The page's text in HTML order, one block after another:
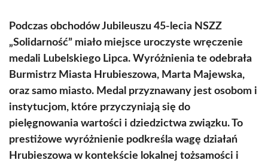
Podczas obchodów Jubileuszu 45-lecia NSZZ
„Solidarność” miało miejsce uroczyste wręczenie
medali Lubelskiego Lipca. Wyróżnienia te odebrała
Burmistrz Miasta Hrubieszowa, Marta Majewska,
oraz samo miasto. Medal przyznawany jest osobom i
instytucjom, które przyczyniają się do
pielęgnowania wartości i dziedzictwa związku. To
prestiżowe wyróżnienie podkreśla wagę działań
Hrubieszowa w kontekście lokalnej tożsamości i